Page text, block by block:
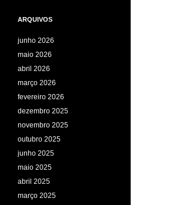
ARQUIVOS
junho 2026
maio 2026
abril 2026
março 2026
fevereiro 2026
dezembro 2025
novembro 2025
outubro 2025
junho 2025
maio 2025
abril 2025
março 2025